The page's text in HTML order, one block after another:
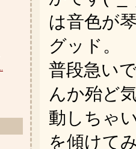
は音色が
グッド。
普段急い
んか殆ど
動しちゃ
を傾けて